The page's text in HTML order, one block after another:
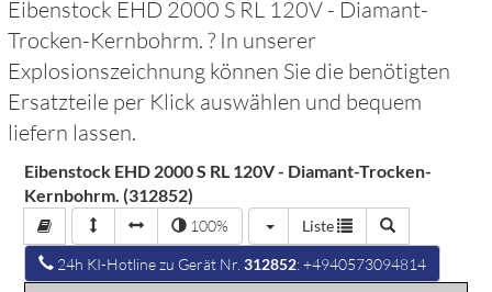
Eibenstock EHD 2000 S RL 120V - Diamant-
Trocken-Kernbohrm.? In unserer
Explosionszeichnung können Sie die benötigten
Ersatzteile per Klick auswählen und bequem
liefern lassen.
Eibenstock EHD 2000 S RL 120V - Diamant-Trocken-
Kernbohrm. (312852)
100% Liste
24h KI-Hotline zu Gerät Nr.312852: +4940573094814